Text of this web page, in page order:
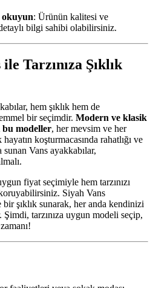
okuyun: Ürünün kalitesi ve
detaylı bilgi sahibi olabilirsiniz.
Tarzınıza Şıklık
hem şıklık hem de
bir seçimdir. Modern ve klasik
bu modeller, her mevsim ve her
koşturmacasında rahatlığı ve
Vans ayakkabılar,
fiyat seçimiyle hem tarzınızı
Siyah Vans
bir şıklık sunarak, her anda kendinizi
tarzınıza uygun modeli seçip,